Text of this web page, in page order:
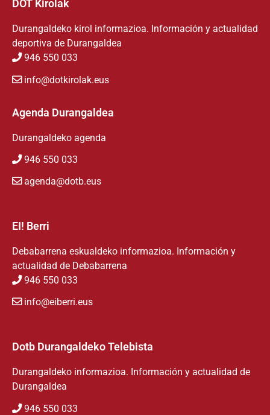
DOT Kirolak
Durangaldeko kirol informazioa. Información y actualidad
deportiva de Durangaldea
946 550 033
info@dotkirolak.eus
Agenda Durangaldea
Durangaldeko agenda
946 550 033
agenda@dotb.eus
EI! Berri
Debabarrena eskualdeko informazioa. Información y
actualidad de Debabarrena
946 550 033
info@eiberri.eus
Dotb Durangaldeko Telebista
Durangaldeko informazioa. Información y actualidad de
Durangaldea
946 550 033